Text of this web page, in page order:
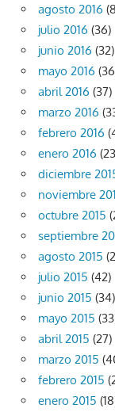
agosto 2016
julio 2016 (36)
junio 2016 (32)
mayo 2016
abril 2016 (37)
marzo 2016
febrero 2016
enero 2016
diciembre
noviembre
octubre 2015
septiembre
agosto 2015
julio 2015 (42)
junio 2015 (34)
mayo 2015
abril 2015 (27)
marzo 2015
febrero 2015
enero 2015